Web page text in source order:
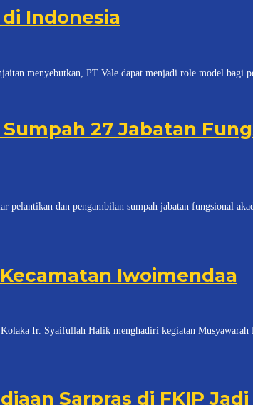
Indonesia
menyebutkan, PT Vale dapat menjadi role model bagi
27 Jabatan
dan pengambilan sumpah jabatan fungsional
Iwoimendaa
Ir. Syaifullah Halik menghadiri kegiatan Musyawarah
Sarpras di FKIP